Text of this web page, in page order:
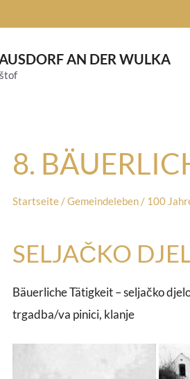
AN DER WULKA
8.
Startseite /Gemeindeleben / 100
SELJAČKO
Bäuerliche Tätigkeit – seljačko
trgadba/va pinici, klanje